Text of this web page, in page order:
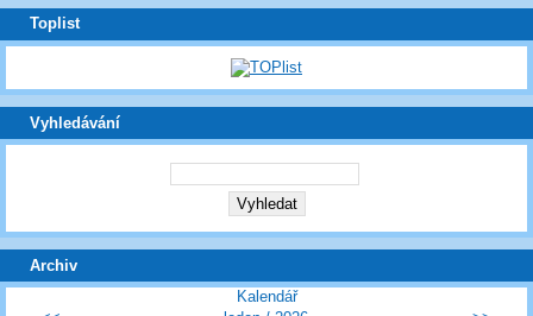
Toplist
Vyhledávání
Archiv
Kalendář